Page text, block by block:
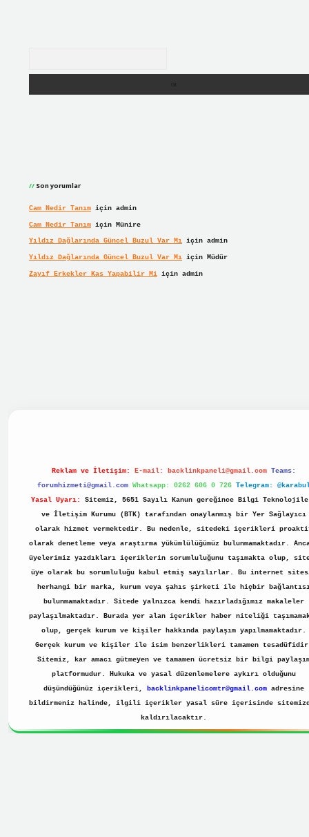
Son yorumlar
Cam Nedir Tanım için admin
Cam Nedir Tanım için Münire
Yıldız Dağlarında Güncel Buzul Var Mı için admin
Yıldız Dağlarında Güncel Buzul Var Mı için Müdür
Zayıf Erkekler Kas Yapabilir Mi için admin
Reklam ve İletişim: E-mail: backlinkpaneli@gmail.com Teams:
forumhizmeti@gmail.com Whatsapp: 0262 606 0 726 Telegram:
Yasal Uyarı:
Sitemiz, 5651 Sayılı Kanun gereğince Bilgi
ve İletişim Kurumu (BTK) tarafından onaylanmış bir Yer Sağlayıcı
olarak hizmet vermektedir. Bu nedenle, sitedeki içerikleri
olarak denetleme veya araştırma yükümlülüğümüz bulunmamaktadır.
üyelerimiz yazdıkları içeriklerin sorumluluğunu taşımakta olup,
üye olarak bu sorumluluğu kabul etmiş sayılırlar. Bu internet
herhangi bir marka, kurum veya şahıs şirketi ile hiçbir
bulunmamaktadır. Sitede yalnızca kendi hazırladığımız makaleler
paylaşılmaktadır. Burada yer alan içerikler haber niteliği
olup, gerçek kurum ve kişiler hakkında paylaşım yapılmamaktadır.
Gerçek kurum ve kişiler ile isim benzerlikleri tamamen
Sitemiz, kar amacı gütmeyen ve tamamen ücretsiz bir bilgi
platformudur. Hukuka ve yasal düzenlemelere aykırı olduğunu
düşündüğünüz içerikleri,
backlinkpanelicomtr@gmail.com adresine
bildirmeniz halinde, ilgili içerikler yasal süre içerisinde
kaldırılacaktır.